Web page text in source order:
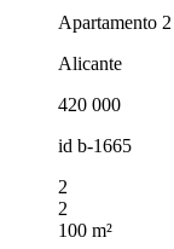
Apartamento
Alicante
420 000
id b-1665
2
2
100 m²